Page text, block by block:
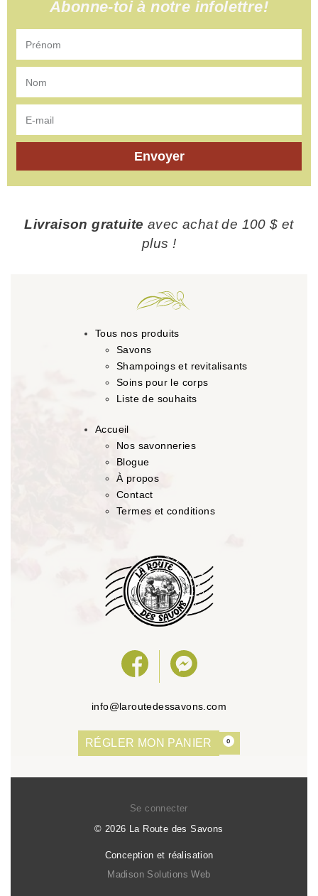
Abonne-toi à notre infolettre!
Envoyer
Livraison gratuite avec achat de 100 $ et
plus !
Tous nos produits
Savons
Shampoings et revitalisants
Soins pour le corps
Liste de souhaits
Accueil
Nos savonneries
Blogue
À propos
Contact
Termes et conditions
info@laroutedessavons.com
RÉGLER MON PANIER 0
© 2026 La Route des Savons
Se connecter
Conception et réalisation
Madison Solutions Web